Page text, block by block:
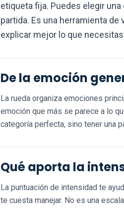
etiqueta fija. Puedes elegir
partida. Es una herramienta
explicar mejor lo que
De la emoción
La rueda organiza emociones
emoción que más se parece a lo
categoría perfecta, sino tener una
Qué aporta la
La puntuación de intensidad te
te cuesta manejar. No es una